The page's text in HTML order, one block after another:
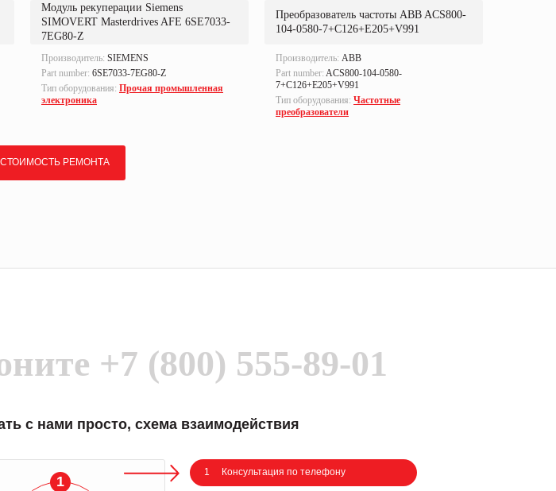
Модуль рекуперации Siemens
SIMOVERT Masterdrives AFE 6SE7033-
7EG80-Z
Производитель: SIEMENS
Part number: 6SE7033-7EG80-Z
Тип оборудования: Прочая промышленная
электроника
Преобразователь частоты ABB ACS800-
104-0580-7+C126+E205+V991
Производитель: ABB
Part number: ACS800-104-0580-
7+C126+E205+V991
Тип оборудования: Частотные
преобразователи
СТОИМОСТЬ РЕМОНТА
+7 (800) 555-89-01
с нами просто, схема взаимодействия
1
1 Консультация по телефону